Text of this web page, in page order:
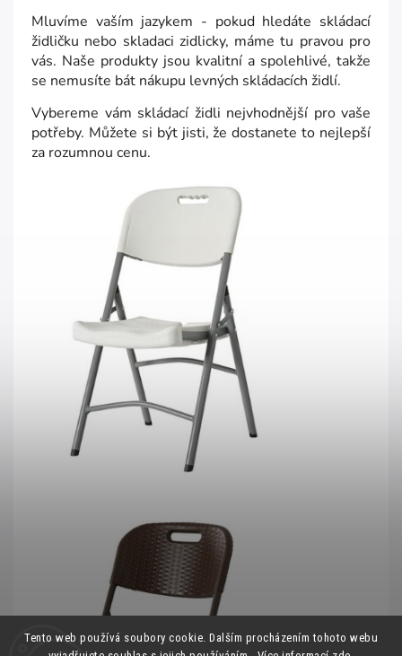
Tento web používá soubory cookie. Dalším procházením tohoto webu
Mluvíme vaším jazykem - pokud hledáte skládací
židličku nebo skladaci zidlicky, máme tu pravou pro
vás. Naše produkty jsou kvalitní a spolehlivé, takže
se nemusíte bát nákupu levných skládacích židlí.
Vybereme vám skládací židli nejvhodnější pro vaše
potřeby. Můžete si být jisti, že dostanete to nejlepší
za rozumnou cenu.